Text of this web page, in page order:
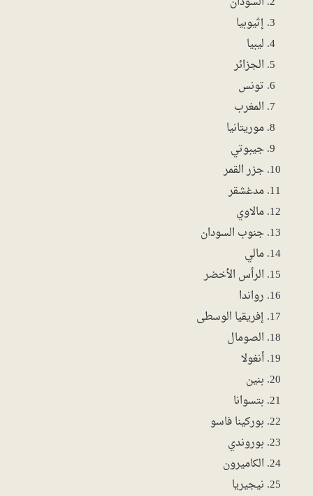
إثيوبيا
ليبيا
الجزائر
تونس
المغرب
موريتانيا
جيبوتي
جزر القمر
مدغشقر
مالاوي
جنوب السودان
مالي
الرأس الأخضر
رواندا
إفريقيا الوسطى
الصومال
أنغولا
بنين
بتسوانا
بوركينا فاسو
بوروندي
الكاميرون
نيجيريا